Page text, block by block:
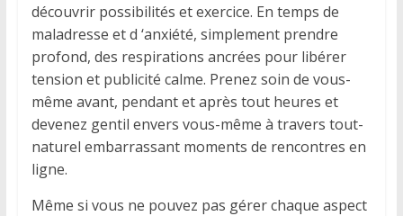
découvrir possibilités et exercice. En temps de
maladresse et d ‘anxiété, simplement prendre
profond, des respirations ancrées pour libérer
tension et publicité calme. Prenez soin de vous-
même avant, pendant et après tout heures et
devenez gentil envers vous-même à travers tout-
naturel embarrassant moments de rencontres en
ligne.
Même si vous ne pouvez pas gérer chaque aspect